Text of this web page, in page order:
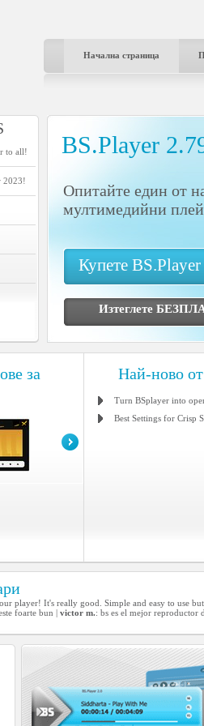
Начална страница
to all!
2023!
BS.Player
Опитайте един от
мултимедийни
Купете
Изтеглете
за
Най-ново
Turn BSplayer into
Best Settings for Crisp
player! It's really good. Simple and easy to use
foarte bun | victor m.: bs es el mejor reproductor